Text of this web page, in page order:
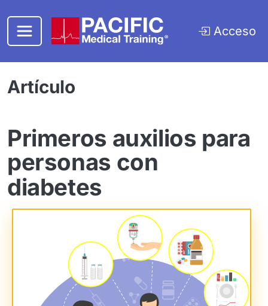
Acceso
Artículo
Primeros auxilios para
personas con
diabetes